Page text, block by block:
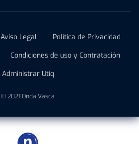
Aviso Legal
Política de Privacidad
Condiciones de uso y Contratación
Administrar Utiq
© 2021 Onda Vasca